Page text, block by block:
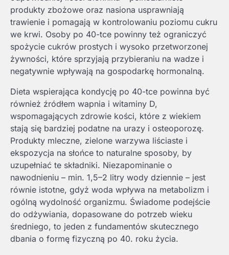
produkty zbożowe oraz nasiona usprawniają
trawienie i pomagają w kontrolowaniu poziomu cukru
we krwi. Osoby po 40-tce powinny też ograniczyć
spożycie cukrów prostych i wysoko przetworzonej
żywności, które sprzyjają przybieraniu na wadze i
negatywnie wpływają na gospodarkę hormonalną.
Dieta wspierająca kondycję po 40-tce powinna być
również źródłem wapnia i witaminy D,
wspomagających zdrowie kości, które z wiekiem
stają się bardziej podatne na urazy i osteoporozę.
Produkty mleczne, zielone warzywa liściaste i
ekspozycja na słońce to naturalne sposoby, by
uzupełniać te składniki. Niezapominanie o
nawodnieniu – min. 1,5–2 litry wody dziennie – jest
równie istotne, gdyż woda wpływa na metabolizm i
ogólną wydolność organizmu. Świadome podejście
do odżywiania, dopasowane do potrzeb wieku
średniego, to jeden z fundamentów skutecznego
dbania o formę fizyczną po 40. roku życia.